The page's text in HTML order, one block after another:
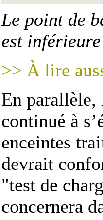
Le point de
est
>> À lire
En parallèle,
continué à
enceintes
devrait
"test de
concernera